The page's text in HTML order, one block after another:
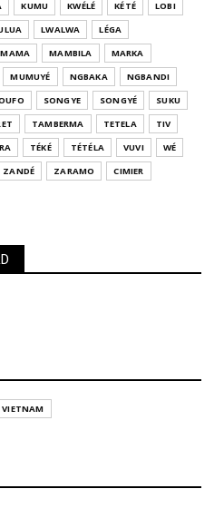
KUMU KWÉLÉ KÉTÉ
LOBI
LWALWA
LÉGA
MAMA MAMBILA
MARKA
MUMUYÉ NGBAKA
NGBANDI
SONGYE SONGYÉ
SUKU
TAMBERMA TETELA
TIV
TÉKÉ TÉTÉLA VUVI
WÉ
ZANDÉ ZARAMO
CIMIER
VIETNAM